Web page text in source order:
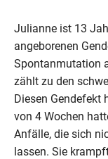
Julianne ist 13
angeborenen
Spontanmutation
zählt zu den
Diesen Gendefekt
von 4 Wochen
Anfälle, die sich
lassen. Sie